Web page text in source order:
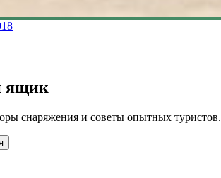
ящик
снаряжения и советы опытных туристов.